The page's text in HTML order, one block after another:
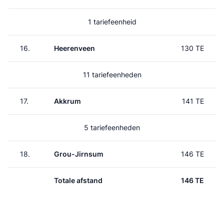
1 tariefeenheid
16. Heerenveen 130 TE
11 tariefeenheden
17. Akkrum 141 TE
5 tariefeenheden
18. Grou-Jirnsum 146 TE
Totale afstand 146 TE